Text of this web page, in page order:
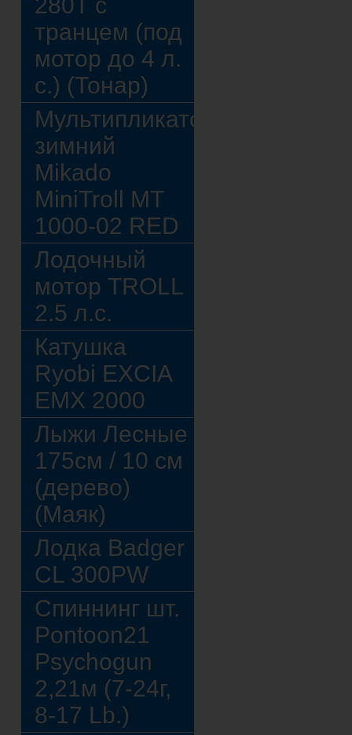
транцем (под
мотор до 4 л.
с.) (Тонар)
Мультипликатор
зимний
Mikado
MiniTroll MT
1000-02 RED
Лодочный
мотор TROLL
2.5 л.с.
Катушка
Ryobi EXCIA
EMX 2000
Лыжи Лесные
175см / 10 см
(дерево)
(Маяк)
Лодка Badger
CL 300PW
Спиннинг шт.
Pontoon21
Psychogun
2,21м (7-24г,
8-17 Lb.)